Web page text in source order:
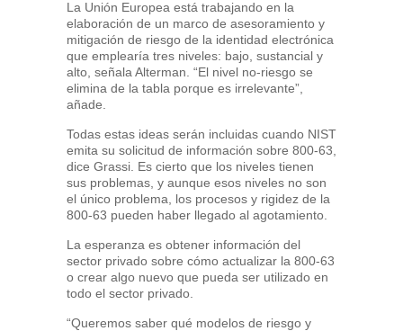
La Unión Europea está trabajando en la
elaboración de un marco de asesoramiento y
mitigación de riesgo de la identidad electrónica
que emplearía tres niveles: bajo, sustancial y
alto, señala Alterman. “El nivel no-riesgo se
elimina de la tabla porque es irrelevante”,
añade.
Todas estas ideas serán incluidas cuando NIST
emita su solicitud de información sobre 800-63,
dice Grassi. Es cierto que los niveles tienen
sus problemas, y aunque esos niveles no son
el único problema, los procesos y rigidez de la
800-63 pueden haber llegado al agotamiento.
La esperanza es obtener información del
sector privado sobre cómo actualizar la 800-63
o crear algo nuevo que pueda ser utilizado en
todo el sector privado.
“Queremos saber qué modelos de riesgo y